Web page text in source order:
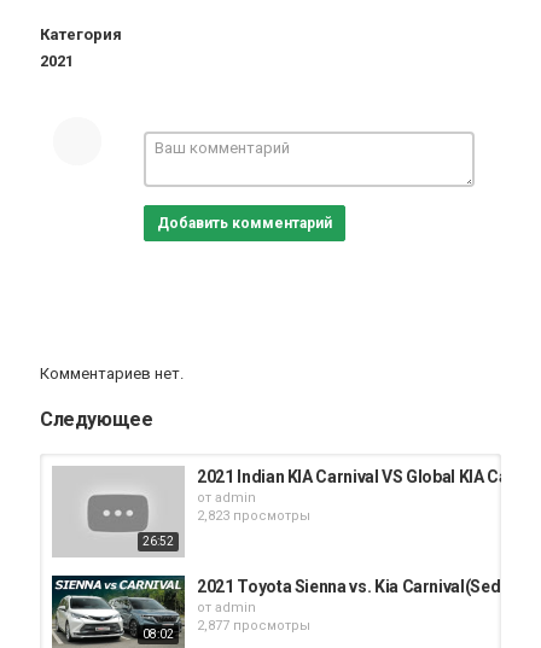
Категория
2021
Добавить комментарий
Комментариев нет.
Следующее
26:52
2021 Indian KIA Carnival VS Global KIA
от admin
2,823 просмотры
08:02
2021 Toyota Sienna vs. Kia
от admin
2,877 просмотры